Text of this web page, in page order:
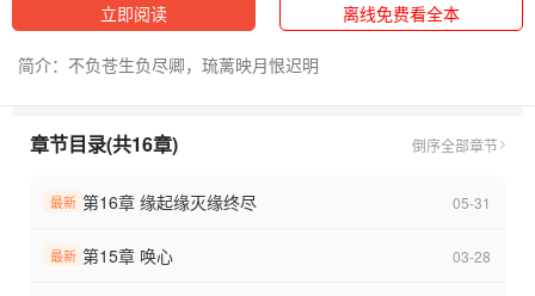
立即阅读 离线免费看全本
简介：不负苍生负尽卿，琉蓠映月恨迟明
章节目录(共16章) 倒序全部章节
最新 第16章 缘起缘灭缘终尽 05-31
最新 第15章 唤心 03-28